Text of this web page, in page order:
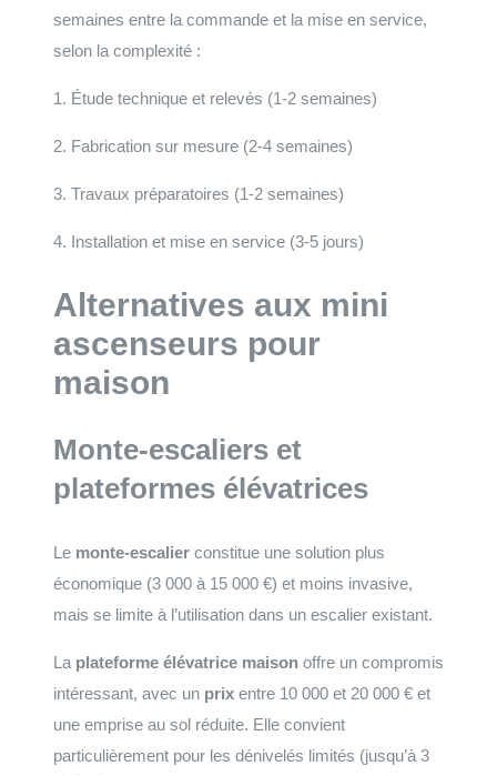
semaines entre la commande et la mise en service,
selon la complexité :
1. Étude technique et relevés (1-2 semaines)
2. Fabrication sur mesure (2-4 semaines)
3. Travaux préparatoires (1-2 semaines)
4. Installation et mise en service (3-5 jours)
Alternatives aux mini
ascenseurs pour
maison
Monte-escaliers et
plateformes élévatrices
Le monte-escalier constitue une solution plus
économique (3 000 à 15 000 €) et moins invasive,
mais se limite à l’utilisation dans un escalier existant.
La plateforme élévatrice maison offre un compromis
intéressant, avec un prix entre 10 000 et 20 000 € et
une emprise au sol réduite. Elle convient
particulièrement pour les dénivelés limités (jusqu’à 3